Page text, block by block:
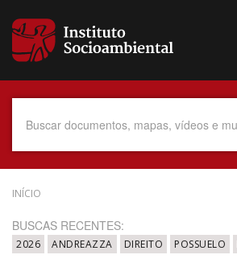
para
conteúdo
Data do Documento
INÍCIO
BUSCAS RECENTES:
2026 ANDREAZZA DIREITO POSSUELO